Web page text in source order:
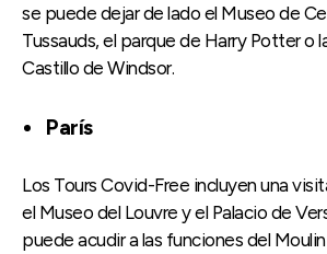
se puede dejar de lado el Museo de
Tussauds, el parque de Harry Potter o
Castillo de Windsor.
París
Los Tours Covid-Free incluyen una
el Museo del Louvre y el Palacio de
puede acudir a las funciones del